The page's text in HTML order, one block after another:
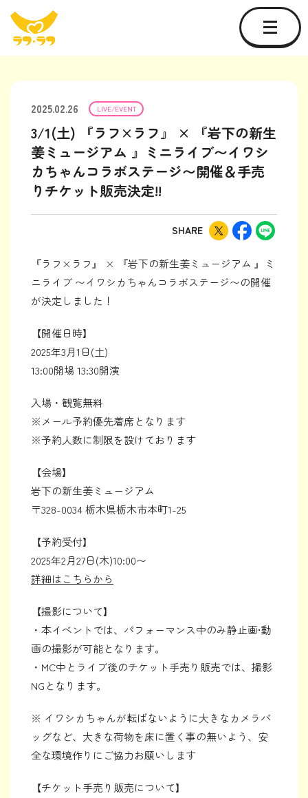
2025.02.26 LIVE/EVENT
3/1(土) 『ラフ×ラフ』 × 『岩下の新生
姜ミュージアム 』ミニライブ〜イワシ
カちゃんコラボステージ〜開催＆手売
りチケット販売決定!!
SHARE
『ラフ×ラフ』 × 『岩下の新生姜ミュージアム 』ミ
ニライブ 〜イワシカちゃんコラボステージ〜の開催
が決定しました！
【開催日時】
2025年3月1日(土)
13:00開場 13:30開演
入場・観覧無料
※メール予約優先着席となります
※予約人数に制限を設けております
【会場】
岩下の新生姜ミュージアム
〒328-0034 栃木県栃木市本町1-25
【予約受付】
2025年2月27日(木)10:00〜
詳細はこちらから
【撮影について】
・本イベントでは、パフォーマンス中のみ静止画•動
画の撮影が可能となります。
・MC中とライブ後のチケット手売り販売では、撮影
NGとなります。
※ イワシカちゃんが転ばないように大きなカメラバ
ッグなど、大きな荷物を床に置く事の無いよう、安
全な環境作りにご協力お願いします
【チケット手売り販売について】